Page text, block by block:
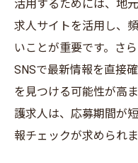
神戸市北区で
の質を向上
訪問介護求人
法
短時間勤務
活用するためには、地
求人サイトを活用し、
いことが重要です。さ
SNSで最新情報を直接
を見つける可能性が高
護求人は、応募期間が
報チェックが求められま